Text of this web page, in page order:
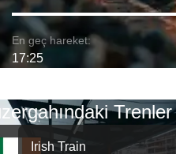
En geç hareket:
17:25
Trenler
Irish Train